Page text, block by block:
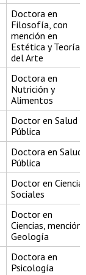
Doctora en
Filosofía, con
mención en
Estética y Teoría
del Arte
Doctora en
Nutrición y
Alimentos
Doctor en Salud
Pública
Doctora en Salud
Pública
Doctor en
Sociales
Doctor en
Ciencias, mención
Geología
Doctora en
Psicología